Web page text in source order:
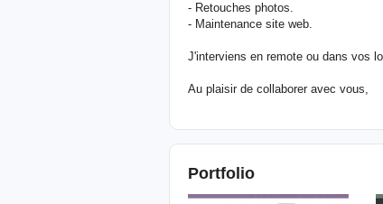
- Retouches photos.
- Maintenance site web.
J'interviens en remote ou dans vos
Au plaisir de collaborer avec vous,
Portfolio